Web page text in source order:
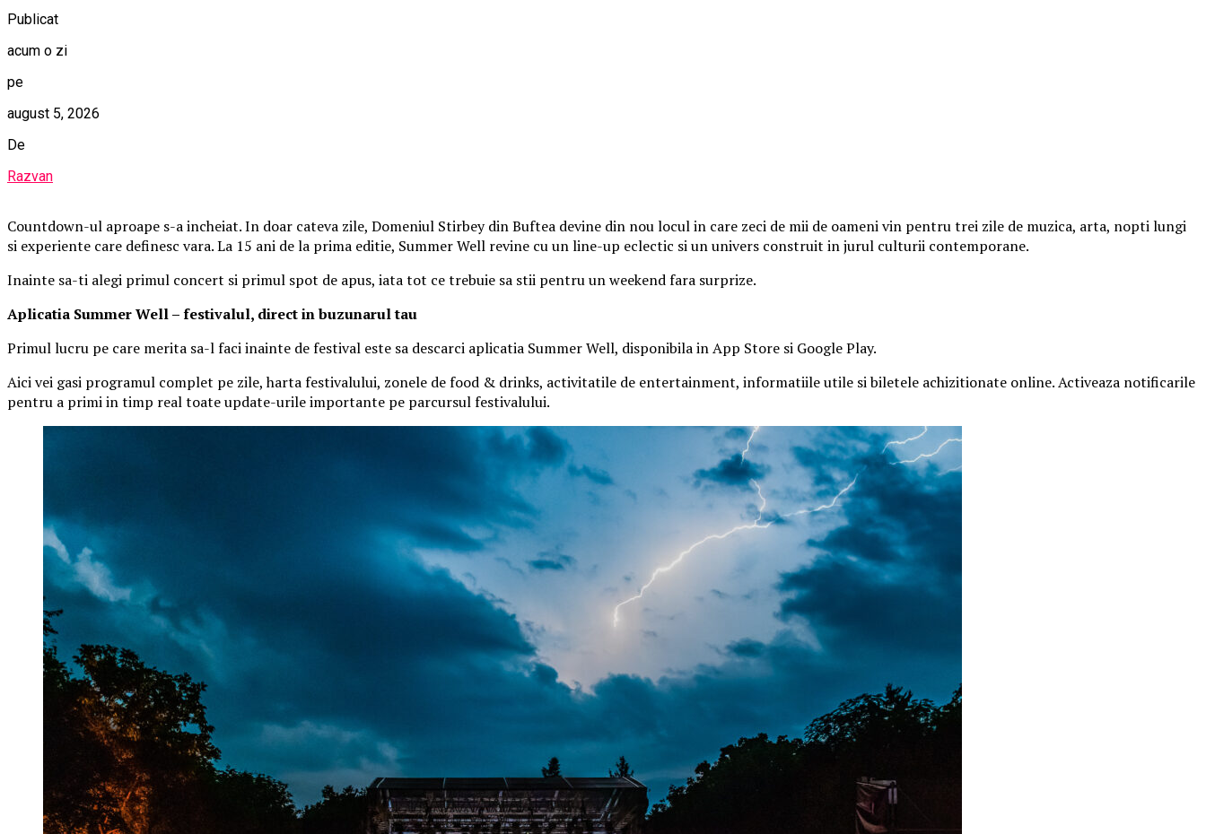
Publicat
acum o zi
pe
august 5, 2026
De
Razvan
Countdown-ul aproape s-a incheiat. In doar cateva zile, Domeniul Stirbey din Buftea devine din nou locul in care zeci de mii de oameni vin pentru trei zile de muzica, arta, nopti lungi
si experiente care definesc vara. La 15 ani de la prima editie, Summer Well revine cu un line-up eclectic si un univers construit in jurul culturii contemporane.
Inainte sa-ti alegi primul concert si primul spot de apus, iata tot ce trebuie sa stii pentru un weekend fara surprize.
Aplicatia Summer Well– festivalul, direct in buzunarul tau
Primul lucru pe care merita sa-l faci inainte de festival este sa descarci aplicatia Summer Well, disponibila in App Store si Google Play.
Aici vei gasi programul complet pe zile, harta festivalului, zonele de food & drinks, activitatile de entertainment, informatiile utile si biletele achizitionate online. Activeaza notificarile
pentru a primi in timp real toate update-urile importante pe parcursul festivalului.